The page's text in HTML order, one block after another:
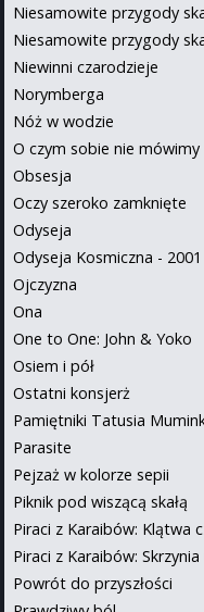
Niesamowite przygody
Niesamowite przygody
Niewinni czarodzieje
Norymberga
Nóż w wodzie
O czym sobie nie mówimy
Obsesja
Oczy szeroko zamknięte
Odyseja
Odyseja Kosmiczna - 2001
Ojczyzna
Ona
One to One: John & Yoko
Osiem i pół
Ostatni konsjerż
Pamiętniki Tatusia
Parasite
Pejzaż w kolorze sepii
Piknik pod wiszącą skałą
Piraci z Karaibów: Klątwa
Piraci z Karaibów:
Powrót do przyszłości